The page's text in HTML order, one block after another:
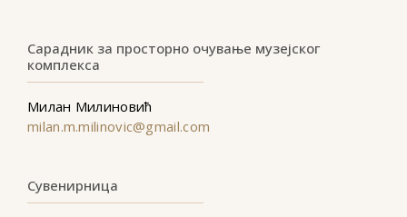
Сарадник за просторно очување музејског
комплекса
Милан Милиновић
milan.m.milinovic@gmail.com
Сувенирница